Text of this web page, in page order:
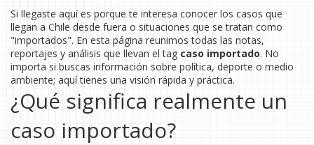
Si llegaste aquí es porque te interesa conocer los casos que
llegan a Chile desde fuera o situaciones que se tratan como
"importados". En esta página reunimos todas las notas,
reportajes y análisis que llevan el tag caso importado. No
importa si buscas información sobre política, deporte o medio
ambiente; aquí tienes una visión rápida y práctica.
¿Qué significa realmente un
caso importado?